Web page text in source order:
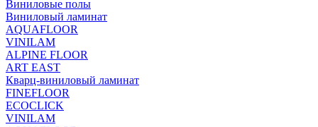
Виниловые полы
Виниловый ламинат
AQUAFLOOR
VINILAM
ALPINE FLOOR
ART EAST
Кварц-виниловый ламинат
FINEFLOOR
ECOCLICK
VINILAM